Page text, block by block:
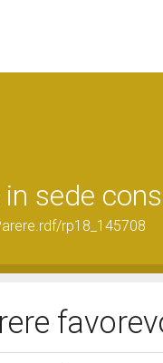
sede
rp18_145708